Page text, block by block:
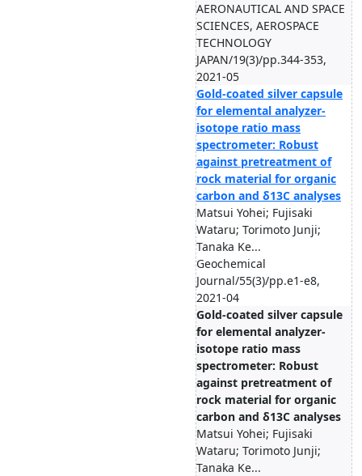
AERONAUTICAL AND SPACE
SCIENCES, AEROSPACE
TECHNOLOGY
JAPAN/19(3)/pp.344-353,
2021-05
Gold-coated silver capsule
for elemental analyzer-
isotope ratio mass
spectrometer: Robust
against pretreatment of
rock material for organic
carbon and δ13C analyses
Matsui Yohei; Fujisaki
Wataru; Torimoto Junji;
Tanaka Ke...
Geochemical
Journal/55(3)/pp.e1-e8,
2021-04
Gold-coated silver capsule
for elemental analyzer-
isotope ratio mass
spectrometer: Robust
against pretreatment of
rock material for organic
carbon and δ13C analyses
Matsui Yohei; Fujisaki
Wataru; Torimoto Junji;
Tanaka Ke...